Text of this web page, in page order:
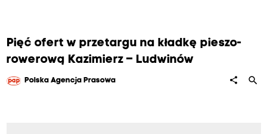
Pięć ofert w przetargu na kładkę pieszo-
rowerową Kazimierz – Ludwinów
Polska Agencja Prasowa share search